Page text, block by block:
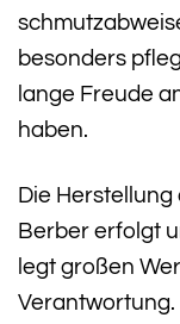
besonders
lange Freude
haben.
Die Herstellung
Berber erfolgt
legt großen
Verantwortung.